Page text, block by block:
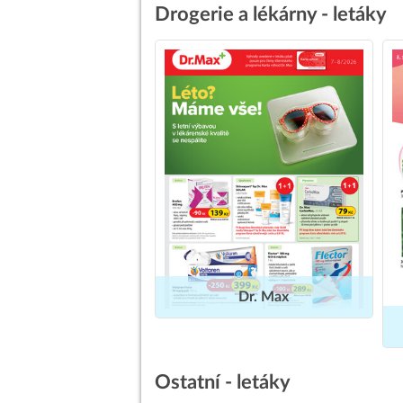
Drogerie a lékárny - letáky
Dr. Max
Ostatní - letáky